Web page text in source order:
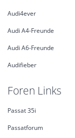
Audi4ever
Audi A4-Freunde
Audi A6-Freunde
Audifieber
Foren Links
Passat 35i
Passatforum